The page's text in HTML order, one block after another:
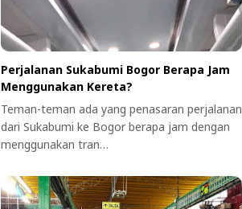
Perjalanan Sukabumi Bogor Berapa Jam
Menggunakan Kereta?
Teman-teman ada yang penasaran perjalanan
dari Sukabumi ke Bogor berapa jam dengan
menggunakan tran…